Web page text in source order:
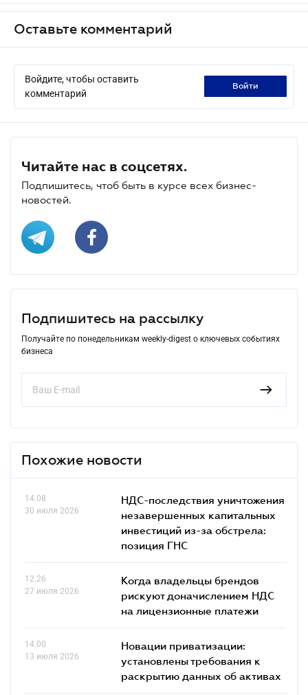
Оставьте комментарий
Войдите, чтобы оставить
комментарий
войти
Читайте нас в соцсетях.
Подпишитесь, чтоб быть в курсе всех бизнес-
новостей.
Подпишитесь на рассылку
Получайте по понедельникам weekly-digest о ключевых событиях
бизнеса
Похожие новости
14.08
30 июля 2026
НДС-последствия уничтожения
незавершенных капитальных
инвестиций из-за обстрела:
позиция ГНС
12.26
27 июля 2026
Когда владельцы брендов
рискуют доначислением НДС
на лицензионные платежи
14.00
13 июля 2026
Новации приватизации:
установлены требования к
раскрытию данных об активах